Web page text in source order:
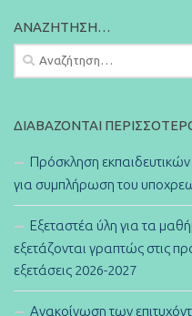
ΑΝΑΖΉΤΗΣΗ…
Αναζήτηση
για:
ΔΙΑΒΆΖΟΝΤΑΙ
Πρόσκληση
για συμπλήρωση του
Εξεταστέα ύλη για τα
εξετάζονται γραπτώς στις
εξετάσεις 2026-2027
Ανακοίνωση των